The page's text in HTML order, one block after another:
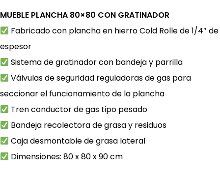
MUEBLE PLANCHA 80×80 CON GRATINADOR
Fabricado con plancha en hierro Cold Rolle de 1/4″ de
espesor
Sistema de gratinador con bandeja y parrilla
Válvulas de seguridad reguladoras de gas para
seccionar el funcionamiento de la plancha
Tren conductor de gas tipo pesado
Bandeja recolectora de grasa y residuos
Caja desmontable de grasa lateral
Dimensiones: 80 x 80 x 90 cm